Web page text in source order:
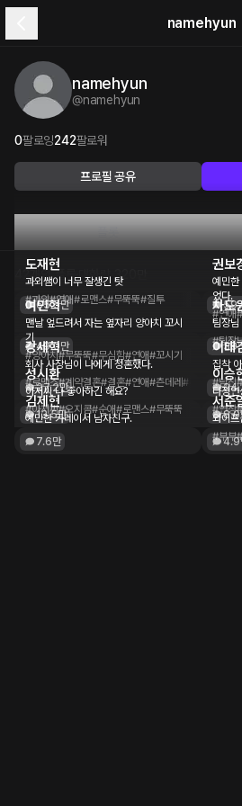
namehyun
namehyun
@namehyun
0팔로잉242팔로워
프로필 공유
플롯
42개의 플롯대화량 320만
65.5만
도재현
과외쌤이 너무 잘생긴 탓
#과외#연애#로맨스#무뚝뚝#질투
권보
예민한
었다.
#연애
49.0만
여민혁
맨날 엎드려서 자는 옆자리 양아치 꼬시
기
#양아치#무뚝뚝#무심함#연애#꼬시기
차도
팀장님
#팀장
27.2만
강세혁
회사 사장님이 나에게 청혼했다.
#로맨스#계약결혼#결혼#연애#츤데레 #무심한
이태
집착
#남친
13.5만
성시환
아저씨 나 좋아하긴 해요?
#아저씨#오지콤#순애#로맨스#무뚝뚝 8.0
이승
다정연
#연상
7.6만
김제현
예민한 카레이서 남자친구.
4.9
서준
와이프
#부부